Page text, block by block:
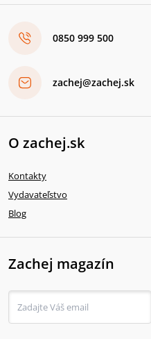
0850 999 500
zachej@zachej.sk
O zachej.sk
Kontakty
Vydavateľstvo
Blog
Zachej magazín